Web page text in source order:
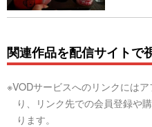
関連作品を配信サイトで
※VODサービスへのリンクには
り、リンク先での会員登録や
ります。